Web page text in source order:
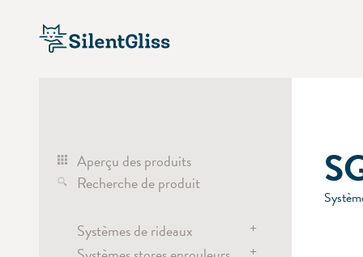
Aperçu des produits
Recherche de produit
Systèmes de rideaux
+
+